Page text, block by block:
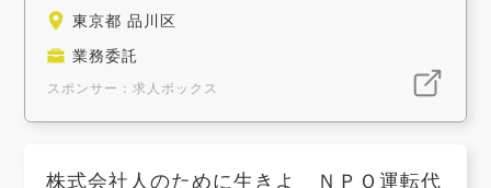
東京都 品川区
業務委託
スポンサー：求人ボックス
株式会社人のために生きよ ＮＰＯ運転代